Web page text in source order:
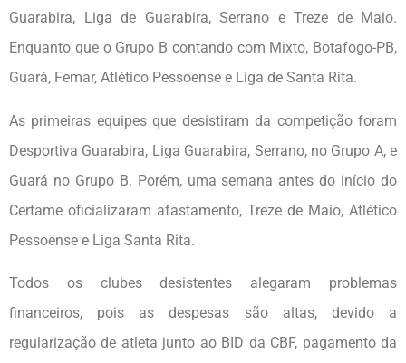
Guarabira, Liga de Guarabira, Serrano e Treze de Maio.
Enquanto que o Grupo B contando com Mixto, Botafogo-PB,
Guará, Femar, Atlético Pessoense e Liga de Santa Rita.
As primeiras equipes que desistiram da competição foram
Desportiva Guarabira, Liga Guarabira, Serrano, no Grupo A, e
Guará no Grupo B. Porém, uma semana antes do início do
Certame oficializaram afastamento, Treze de Maio, Atlético
Pessoense e Liga Santa Rita.
Todos os clubes desistentes alegaram problemas
financeiros, pois as despesas são altas, devido a
regularização de atleta junto ao BID da CBF, pagamento da